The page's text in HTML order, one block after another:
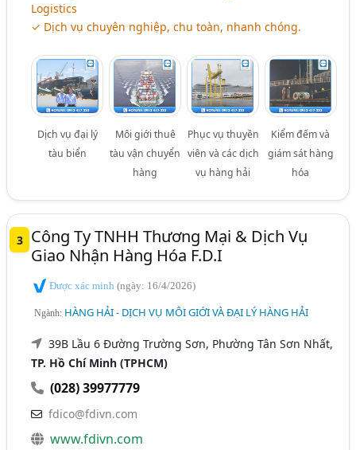
Logistics
✓ Dịch vụ chuyên nghiệp, chu toàn, nhanh chóng.
Dịch vụ đại lý
tàu biển
Môi giới thuê
tàu vận chuyển
hàng
Phục vụ thuyền
viên và các dịch
vụ hàng hải
Kiểm đếm và
giám sát hàng
hóa
3
Công Ty TNHH Thương Mại & Dịch Vụ
Giao Nhận Hàng Hóa F.D.I
Được xác minh(ngày: 16/4/2026)
Ngành: HÀNG HẢI - DỊCH VỤ MÔI GIỚI VÀ ĐẠI LÝ HÀNG HẢI
39B Lầu 6 Đường Trường Sơn, Phường Tân Sơn Nhất,
TP. Hồ Chí Minh (TPHCM)
(028) 39977779
fdico@fdivn.com
www.fdivn.com